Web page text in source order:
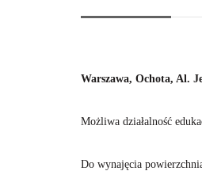
Warszawa, Ochota, Al.
Możliwa działalność
Do wynajęcia